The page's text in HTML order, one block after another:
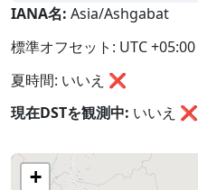
IANA名: Asia/Ashgabat
標準オフセット: UTC +05:00
夏時間: いいえ ❌
現在DSTを観測中: いいえ ❌
+